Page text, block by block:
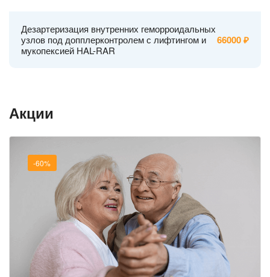
Дезартеризация внутренних геморроидальных
узлов под допплерконтролем с лифтингом и
мукопексией HAL-RAR
66000
Акции
-60%